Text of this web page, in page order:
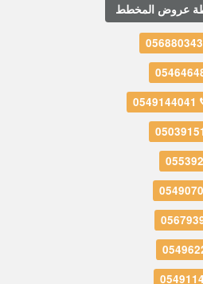
عروض المخطط